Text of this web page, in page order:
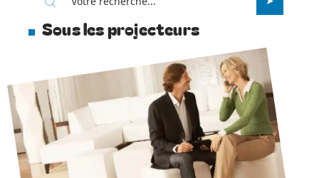
Sous les projecteurs